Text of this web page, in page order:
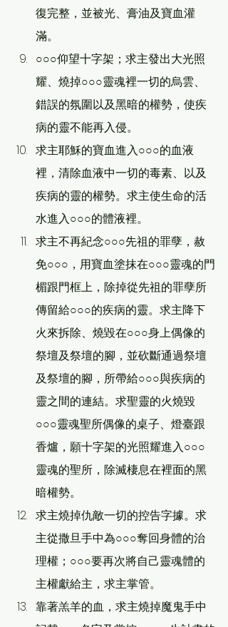
復完整，並被光、膏油及寶血灌
滿。
○○○仰望十字架；求主發出大光照
耀、燒掉○○○靈魂裡一切的烏雲、
錯誤的氛圍以及黑暗的權勢，使疾
病的靈不能再入侵。
求主耶穌的寶血進入○○○的血液
裡，清除血液中一切的毒素、以及
疾病的靈的權勢。求主使生命的活
水進入○○○的體液裡。
求主不再紀念○○○先祖的罪孽，赦
免○○○，用寶血塗抹在○○○靈魂的門
楣跟門框上，除掉從先祖的罪孽所
傳留給○○○的疾病的靈。求主降下
火來拆除、燒毀在○○○身上偶像的
祭壇及祭壇的腳，並砍斷通過祭壇
及祭壇的腳，所帶給○○○與疾病的
靈之間的連結。求聖靈的火燒毀
○○○靈魂聖所偶像的桌子、燈臺跟
香爐，願十字架的光照耀進入○○○
靈魂的聖所，除滅棲息在裡面的黑
暗權勢。
求主燒掉仇敵一切的控告字據。求
主從撒旦手中為○○○奪回身體的治
理權；○○○要再次將自己靈魂體的
主權獻給主，求主掌管。
靠著羔羊的血，求主燒掉魔鬼手中